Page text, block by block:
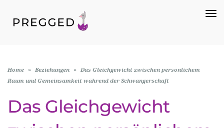
Home » Beziehungen »
Das Gleichgewicht zwischen persönlichem
Raum und Gemeinsamkeit während der Schwangerschaft
Das Gleichgewicht